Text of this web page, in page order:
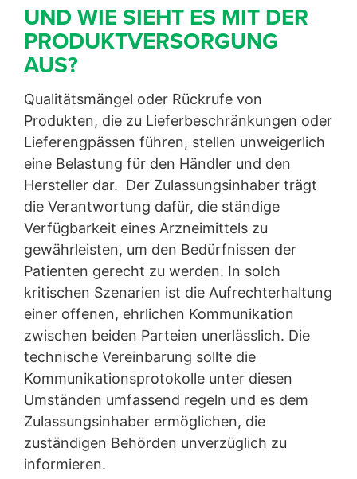
UND WIE SIEHT ES MIT DER
PRODUKTVERSORGUNG
AUS?
Qualitätsmängel oder Rückrufe von
Produkten, die zu Lieferbeschränkungen oder
Lieferengpässen führen, stellen unweigerlich
eine Belastung für den Händler und den
Hersteller dar. Der Zulassungsinhaber trägt
die Verantwortung dafür, die ständige
Verfügbarkeit eines Arzneimittels zu
gewährleisten, um den Bedürfnissen der
Patienten gerecht zu werden. In solch
kritischen Szenarien ist die Aufrechterhaltung
einer offenen, ehrlichen Kommunikation
zwischen beiden Parteien unerlässlich. Die
technische Vereinbarung sollte die
Kommunikationsprotokolle unter diesen
Umständen umfassend regeln und es dem
Zulassungsinhaber ermöglichen, die
zuständigen Behörden unverzüglich zu
informieren.